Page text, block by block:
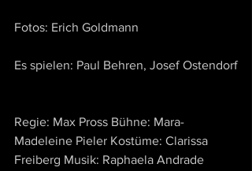
Fotos: Erich Goldmann
Es spielen: Paul Behren, Josef Ostendorf
Regie: Max Pross Bühne: Mara-
Madeleine Pieler Kostüme: Clarissa
Freiberg Musik: Raphaela Andrade